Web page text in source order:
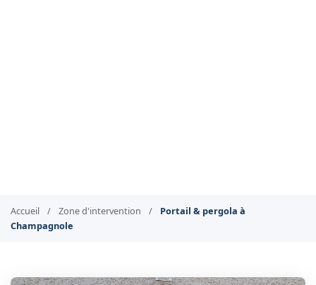
Accueil / Zone d'intervention /
Portail & pergola à
Champagnole